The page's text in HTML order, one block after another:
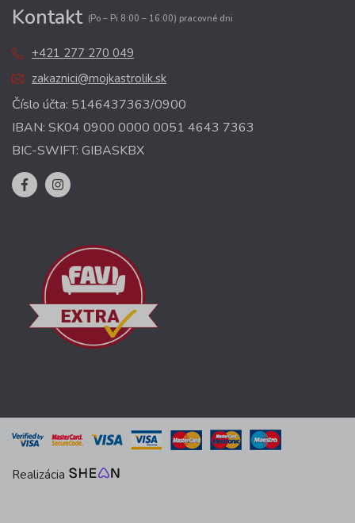
Kontakt (Po – Pi 8:00 – 16:00) pracovné dni
+421 277 270 049
zakaznici@mojkastrolik.sk
Číslo účta: 5146437363/0900
IBAN: SK04 0900 0000 0051 4643 7363
BIC-SWIFT: GIBASKBX
Realizácia